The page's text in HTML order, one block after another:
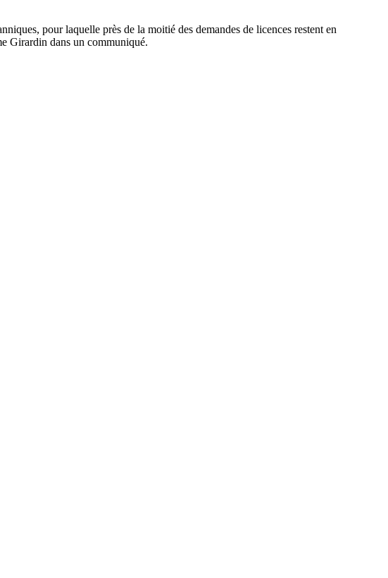
pour laquelle près de la moitié des demandes de licences restent en
Girardin dans un communiqué.